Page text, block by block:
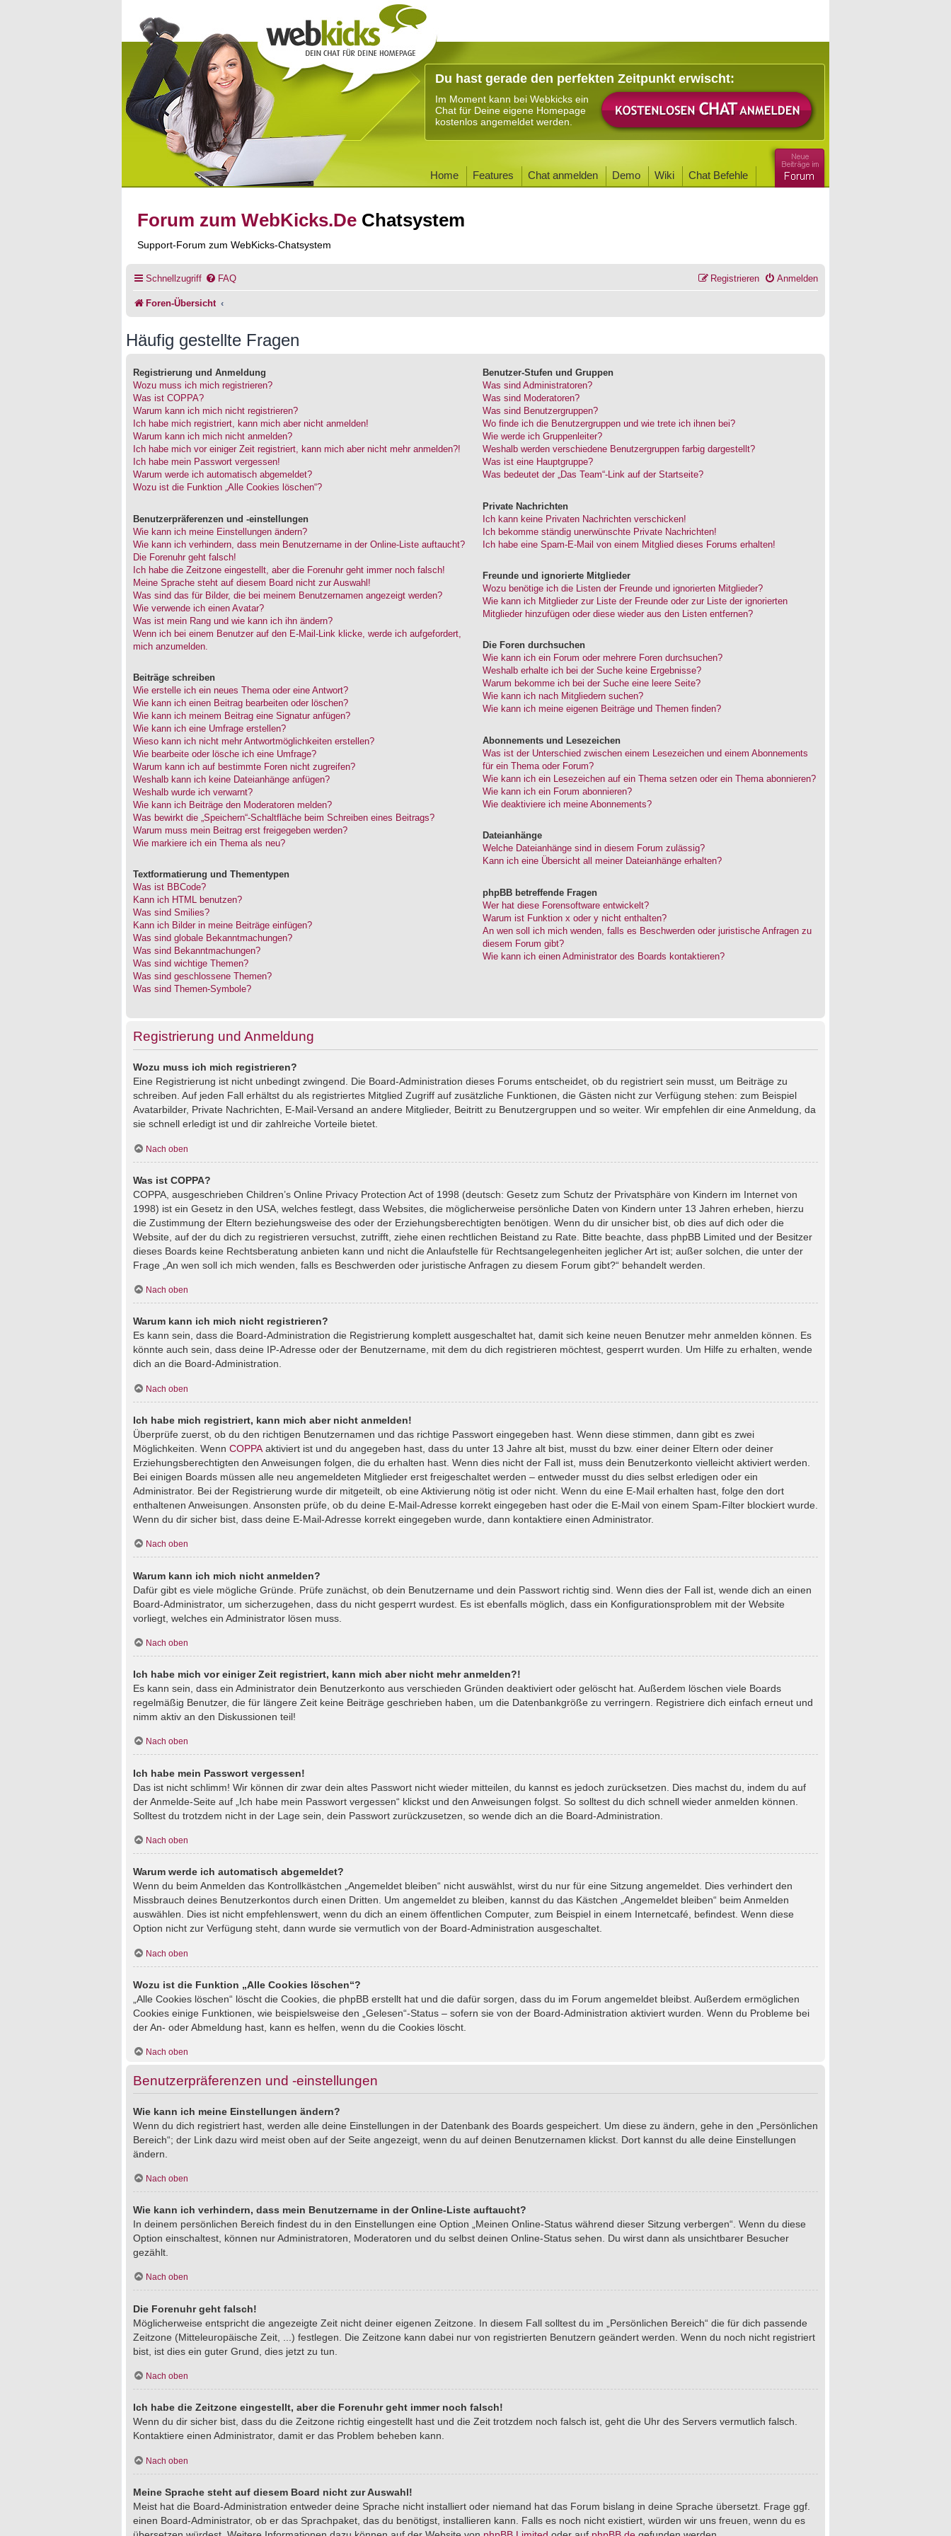
Du hast gerade den perfekten Zeitpunkt erwischt:
Im Moment kann bei Webkicks ein
Chat für Deine eigene Homepage
kostenlos angemeldet werden.
Home Features Chat anmelden Demo Wiki Chat Befehle
Forum zum WebKicks.De Chatsystem
Support-Forum zum WebKicks-Chatsystem
Schnellzugriff FAQ Anmelden
Registrieren
Foren-Übersicht
Häufig gestellte Fragen
Registrierung und Anmeldung
Wozu muss ich mich registrieren?
Was ist COPPA?
Warum kann ich mich nicht registrieren?
Ich habe mich registriert, kann mich aber nicht anmelden!
Warum kann ich mich nicht anmelden?
Ich habe mich vor einiger Zeit registriert, kann mich aber nicht mehr anmelden?!
Ich habe mein Passwort vergessen!
Warum werde ich automatisch abgemeldet?
Wozu ist die Funktion „Alle Cookies löschen“?
Benutzerpräferenzen und -einstellungen
Wie kann ich meine Einstellungen ändern?
Wie kann ich verhindern, dass mein Benutzername in der Online-Liste auftaucht?
Die Forenuhr geht falsch!
Ich habe die Zeitzone eingestellt, aber die Forenuhr geht immer noch falsch!
Meine Sprache steht auf diesem Board nicht zur Auswahl!
Was sind das für Bilder, die bei meinem Benutzernamen angezeigt werden?
Wie verwende ich einen Avatar?
Was ist mein Rang und wie kann ich ihn ändern?
Wenn ich bei einem Benutzer auf den E-Mail-Link klicke, werde ich aufgefordert,
mich anzumelden.
Beiträge schreiben
Wie erstelle ich ein neues Thema oder eine Antwort?
Wie kann ich einen Beitrag bearbeiten oder löschen?
Wie kann ich meinem Beitrag eine Signatur anfügen?
Wie kann ich eine Umfrage erstellen?
Wieso kann ich nicht mehr Antwortmöglichkeiten erstellen?
Wie bearbeite oder lösche ich eine Umfrage?
Warum kann ich auf bestimmte Foren nicht zugreifen?
Weshalb kann ich keine Dateianhänge anfügen?
Weshalb wurde ich verwarnt?
Wie kann ich Beiträge den Moderatoren melden?
Was bewirkt die „Speichern“-Schaltfläche beim Schreiben eines Beitrags?
Warum muss mein Beitrag erst freigegeben werden?
Wie markiere ich ein Thema als neu?
Textformatierung und Thementypen
Was ist BBCode?
Kann ich HTML benutzen?
Was sind Smilies?
Kann ich Bilder in meine Beiträge einfügen?
Was sind globale Bekanntmachungen?
Was sind Bekanntmachungen?
Was sind wichtige Themen?
Was sind geschlossene Themen?
Was sind Themen-Symbole?
Benutzer-Stufen und Gruppen
Was sind Administratoren?
Was sind Moderatoren?
Was sind Benutzergruppen?
Wo finde ich die Benutzergruppen und wie trete ich ihnen bei?
Wie werde ich Gruppenleiter?
Weshalb werden verschiedene Benutzergruppen farbig dargestellt?
Was ist eine Hauptgruppe?
Was bedeutet der „Das Team“-Link auf der Startseite?
Private Nachrichten
Ich kann keine Privaten Nachrichten verschicken!
Ich bekomme ständig unerwünschte Private Nachrichten!
Ich habe eine Spam-E-Mail von einem Mitglied dieses Forums erhalten!
Freunde und ignorierte Mitglieder
Wozu benötige ich die Listen der Freunde und ignorierten Mitglieder?
Wie kann ich Mitglieder zur Liste der Freunde oder zur Liste der ignorierten
Mitglieder hinzufügen oder diese wieder aus den Listen entfernen?
Die Foren durchsuchen
Wie kann ich ein Forum oder mehrere Foren durchsuchen?
Weshalb erhalte ich bei der Suche keine Ergebnisse?
Warum bekomme ich bei der Suche eine leere Seite?
Wie kann ich nach Mitgliedern suchen?
Wie kann ich meine eigenen Beiträge und Themen finden?
Abonnements und Lesezeichen
Was ist der Unterschied zwischen einem Lesezeichen und einem Abonnements
für ein Thema oder Forum?
Wie kann ich ein Lesezeichen auf ein Thema setzen oder ein Thema abonnieren?
Wie kann ich ein Forum abonnieren?
Wie deaktiviere ich meine Abonnements?
Dateianhänge
Welche Dateianhänge sind in diesem Forum zulässig?
Kann ich eine Übersicht all meiner Dateianhänge erhalten?
phpBB betreffende Fragen
Wer hat diese Forensoftware entwickelt?
Warum ist Funktion x oder y nicht enthalten?
An wen soll ich mich wenden, falls es Beschwerden oder juristische Anfragen zu
diesem Forum gibt?
Wie kann ich einen Administrator des Boards kontaktieren?
Registrierung und Anmeldung
Wozu muss ich mich registrieren?
Eine Registrierung ist nicht unbedingt zwingend. Die Board-Administration dieses Forums entscheidet, ob du registriert sein musst, um Beiträge zu
schreiben. Auf jeden Fall erhältst du als registriertes Mitglied Zugriff auf zusätzliche Funktionen, die Gästen nicht zur Verfügung stehen: zum Beispiel
Avatarbilder, Private Nachrichten, E-Mail-Versand an andere Mitglieder, Beitritt zu Benutzergruppen und so weiter. Wir empfehlen dir eine Anmeldung, da
sie schnell erledigt ist und dir zahlreiche Vorteile bietet.
Nach oben
Was ist COPPA?
COPPA, ausgeschrieben Children’s Online Privacy Protection Act of 1998 (deutsch: Gesetz zum Schutz der Privatsphäre von Kindern im Internet von
1998) ist ein Gesetz in den USA, welches festlegt, dass Websites, die möglicherweise persönliche Daten von Kindern unter 13 Jahren erheben, hierzu
die Zustimmung der Eltern beziehungsweise des oder der Erziehungsberechtigten benötigen. Wenn du dir unsicher bist, ob dies auf dich oder die
Website, auf der du dich zu registrieren versuchst, zutrifft, ziehe einen rechtlichen Beistand zu Rate. Bitte beachte, dass phpBB Limited und der Besitzer
dieses Boards keine Rechtsberatung anbieten kann und nicht die Anlaufstelle für Rechtsangelegenheiten jeglicher Art ist; außer solchen, die unter der
Frage „An wen soll ich mich wenden, falls es Beschwerden oder juristische Anfragen zu diesem Forum gibt?“ behandelt werden.
Nach oben
Warum kann ich mich nicht registrieren?
Es kann sein, dass die Board-Administration die Registrierung komplett ausgeschaltet hat, damit sich keine neuen Benutzer mehr anmelden können. Es
könnte auch sein, dass deine IP-Adresse oder der Benutzername, mit dem du dich registrieren möchtest, gesperrt wurden. Um Hilfe zu erhalten, wende
dich an die Board-Administration.
Nach oben
Ich habe mich registriert, kann mich aber nicht anmelden!
Überprüfe zuerst, ob du den richtigen Benutzernamen und das richtige Passwort eingegeben hast. Wenn diese stimmen, dann gibt es zwei
Möglichkeiten. Wenn COPPA aktiviert ist und du angegeben hast, dass du unter 13 Jahre alt bist, musst du bzw. einer deiner Eltern oder deiner
Erziehungsberechtigten den Anweisungen folgen, die du erhalten hast. Wenn dies nicht der Fall ist, muss dein Benutzerkonto vielleicht aktiviert werden.
Bei einigen Boards müssen alle neu angemeldeten Mitglieder erst freigeschaltet werden – entweder musst du dies selbst erledigen oder ein
Administrator. Bei der Registrierung wurde dir mitgeteilt, ob eine Aktivierung nötig ist oder nicht. Wenn du eine E-Mail erhalten hast, folge den dort
enthaltenen Anweisungen. Ansonsten prüfe, ob du deine E-Mail-Adresse korrekt eingegeben hast oder die E-Mail von einem Spam-Filter blockiert wurde.
Wenn du dir sicher bist, dass deine E-Mail-Adresse korrekt eingegeben wurde, dann kontaktiere einen Administrator.
Nach oben
Warum kann ich mich nicht anmelden?
Dafür gibt es viele mögliche Gründe. Prüfe zunächst, ob dein Benutzername und dein Passwort richtig sind. Wenn dies der Fall ist, wende dich an einen
Board-Administrator, um sicherzugehen, dass du nicht gesperrt wurdest. Es ist ebenfalls möglich, dass ein Konfigurationsproblem mit der Website
vorliegt, welches ein Administrator lösen muss.
Nach oben
Ich habe mich vor einiger Zeit registriert, kann mich aber nicht mehr anmelden?!
Es kann sein, dass ein Administrator dein Benutzerkonto aus verschieden Gründen deaktiviert oder gelöscht hat. Außerdem löschen viele Boards
regelmäßig Benutzer, die für längere Zeit keine Beiträge geschrieben haben, um die Datenbankgröße zu verringern. Registriere dich einfach erneut und
nimm aktiv an den Diskussionen teil!
Nach oben
Ich habe mein Passwort vergessen!
Das ist nicht schlimm! Wir können dir zwar dein altes Passwort nicht wieder mitteilen, du kannst es jedoch zurücksetzen. Dies machst du, indem du auf
der Anmelde-Seite auf „Ich habe mein Passwort vergessen“ klickst und den Anweisungen folgst. So solltest du dich schnell wieder anmelden können.
Solltest du trotzdem nicht in der Lage sein, dein Passwort zurückzusetzen, so wende dich an die Board-Administration.
Nach oben
Warum werde ich automatisch abgemeldet?
Wenn du beim Anmelden das Kontrollkästchen „Angemeldet bleiben“ nicht auswählst, wirst du nur für eine Sitzung angemeldet. Dies verhindert den
Missbrauch deines Benutzerkontos durch einen Dritten. Um angemeldet zu bleiben, kannst du das Kästchen „Angemeldet bleiben“ beim Anmelden
auswählen. Dies ist nicht empfehlenswert, wenn du dich an einem öffentlichen Computer, zum Beispiel in einem Internetcafé, befindest. Wenn diese
Option nicht zur Verfügung steht, dann wurde sie vermutlich von der Board-Administration ausgeschaltet.
Nach oben
Wozu ist die Funktion „Alle Cookies löschen“?
„Alle Cookies löschen“ löscht die Cookies, die phpBB erstellt hat und die dafür sorgen, dass du im Forum angemeldet bleibst. Außerdem ermöglichen
Cookies einige Funktionen, wie beispielsweise den „Gelesen“-Status – sofern sie von der Board-Administration aktiviert wurden. Wenn du Probleme bei
der An- oder Abmeldung hast, kann es helfen, wenn du die Cookies löscht.
Nach oben
Benutzerpräferenzen und -einstellungen
Wie kann ich meine Einstellungen ändern?
Wenn du dich registriert hast, werden alle deine Einstellungen in der Datenbank des Boards gespeichert. Um diese zu ändern, gehe in den „Persönlichen
Bereich“; der Link dazu wird meist oben auf der Seite angezeigt, wenn du auf deinen Benutzernamen klickst. Dort kannst du alle deine Einstellungen
ändern.
Nach oben
Wie kann ich verhindern, dass mein Benutzername in der Online-Liste auftaucht?
In deinem persönlichen Bereich findest du in den Einstellungen eine Option „Meinen Online-Status während dieser Sitzung verbergen“. Wenn du diese
Option einschaltest, können nur Administratoren, Moderatoren und du selbst deinen Online-Status sehen. Du wirst dann als unsichtbarer Besucher
gezählt.
Nach oben
Die Forenuhr geht falsch!
Möglicherweise entspricht die angezeigte Zeit nicht deiner eigenen Zeitzone. In diesem Fall solltest du im „Persönlichen Bereich“ die für dich passende
Zeitzone (Mitteleuropäische Zeit, ...) festlegen. Die Zeitzone kann dabei nur von registrierten Benutzern geändert werden. Wenn du noch nicht registriert
bist, ist dies ein guter Grund, dies jetzt zu tun.
Nach oben
Ich habe die Zeitzone eingestellt, aber die Forenuhr geht immer noch falsch!
Wenn du dir sicher bist, dass du die Zeitzone richtig eingestellt hast und die Zeit trotzdem noch falsch ist, geht die Uhr des Servers vermutlich falsch.
Kontaktiere einen Administrator, damit er das Problem beheben kann.
Nach oben
Meine Sprache steht auf diesem Board nicht zur Auswahl!
Meist hat die Board-Administration entweder deine Sprache nicht installiert oder niemand hat das Forum bislang in deine Sprache übersetzt. Frage ggf.
einen Board-Administrator, ob er das Sprachpaket, das du benötigst, installieren kann. Falls es noch nicht existiert, würden wir uns freuen, wenn du es